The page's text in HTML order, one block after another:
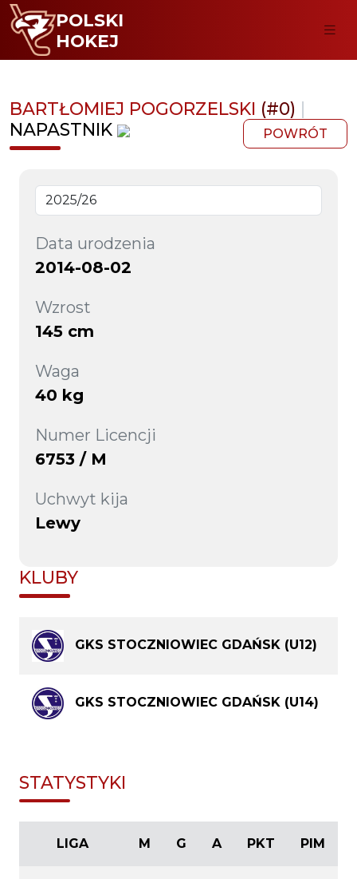
POLSKI
HOKEJ
BARTŁOMIEJ POGORZELSKI (#0) |
NAPASTNIK
POWRÓT
Data urodzenia
2014-08-02
Wzrost
145 cm
Waga
40 kg
Numer Licencji
6753 / M
Uchwyt kija
Lewy
KLUBY
GKS STOCZNIOWIEC GDAŃSK (U12)
GKS STOCZNIOWIEC GDAŃSK (U14)
STATYSTYKI
LIGA M G A PKT PIM